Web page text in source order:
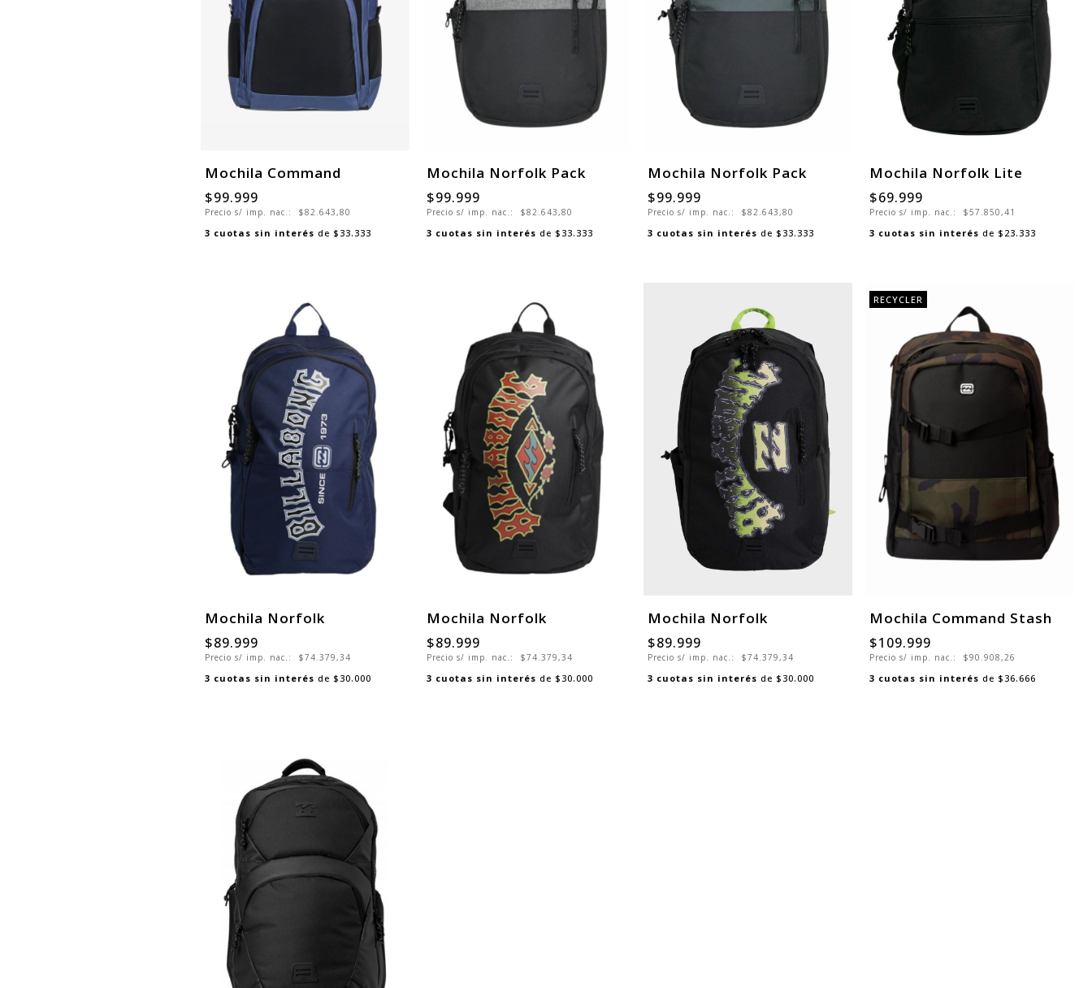
Mochila Command
$99.999
Precio s/ imp. nac.: $82.643,80
3 cuotas sin interés de $33.333
Mochila Norfolk Pack
$99.999
Precio s/ imp. nac.: $82.643,80
3 cuotas sin interés de $33.333
Mochila Norfolk Pack
$99.999
Precio s/ imp. nac.: $82.643,80
3 cuotas sin interés de $33.333
Mochila Norfolk Lite
$69.999
Precio s/ imp. nac.: $57.850,41
3 cuotas sin interés de $23.333
Mochila Norfolk
$89.999
Precio s/ imp. nac.: $74.379,34
3 cuotas sin interés de $30.000
Mochila Norfolk
$89.999
Precio s/ imp. nac.: $74.379,34
3 cuotas sin interés de $30.000
Mochila Norfolk
$89.999
Precio s/ imp. nac.: $74.379,34
3 cuotas sin interés de $30.000
RECYCLER
Mochila Command Stash
$109.999
Precio s/ imp. nac.: $90.908,26
3 cuotas sin interés de $36.666